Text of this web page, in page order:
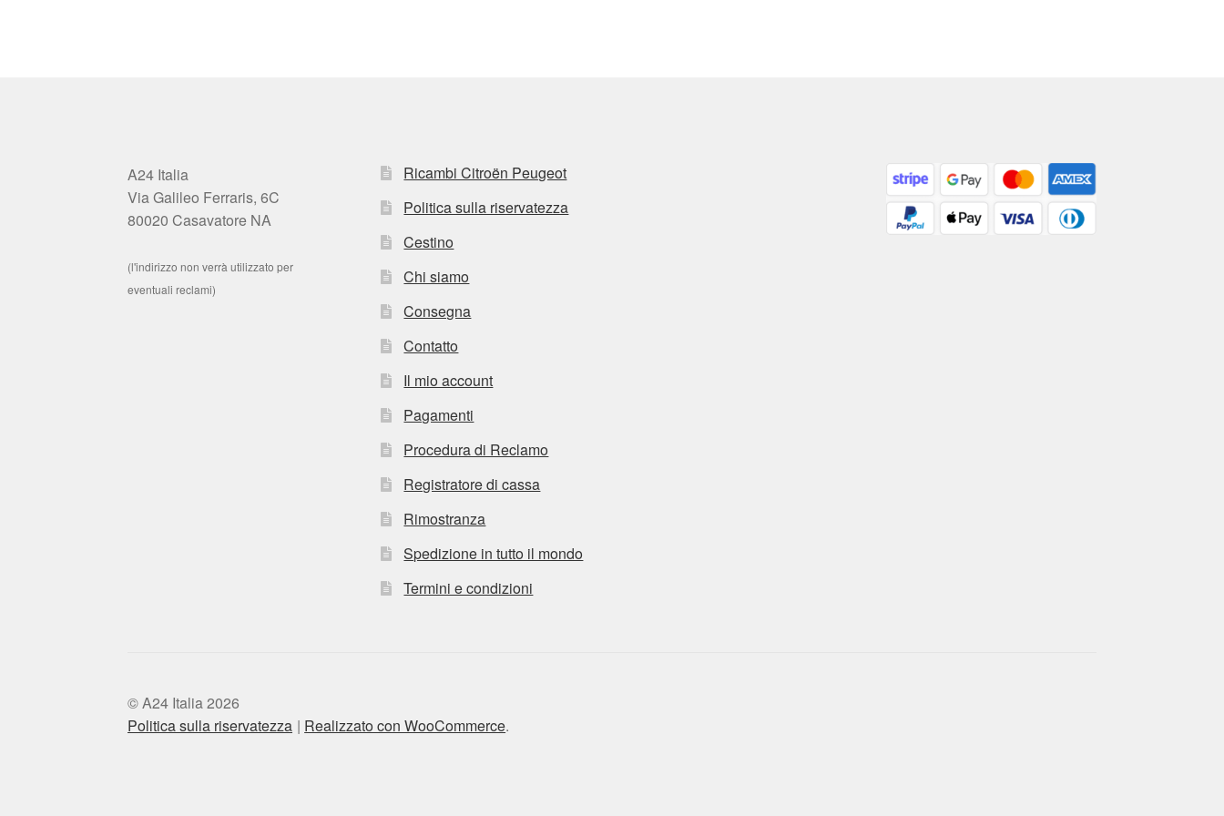
A24 Italia
Via Galileo Ferraris, 6C
80020 Casavatore NA
(l'indirizzo non verrà utilizzato per
eventuali reclami)
Ricambi Citroën Peugeot
Politica sulla riservatezza
Cestino
Chi siamo
Consegna
Contatto
Il mio account
Pagamenti
Procedura di Reclamo
Registratore di cassa
Rimostranza
Spedizione in tutto il mondo
Termini e condizioni
© A24 Italia 2026
Politica sulla riservatezza
Realizzato con WooCommerce.